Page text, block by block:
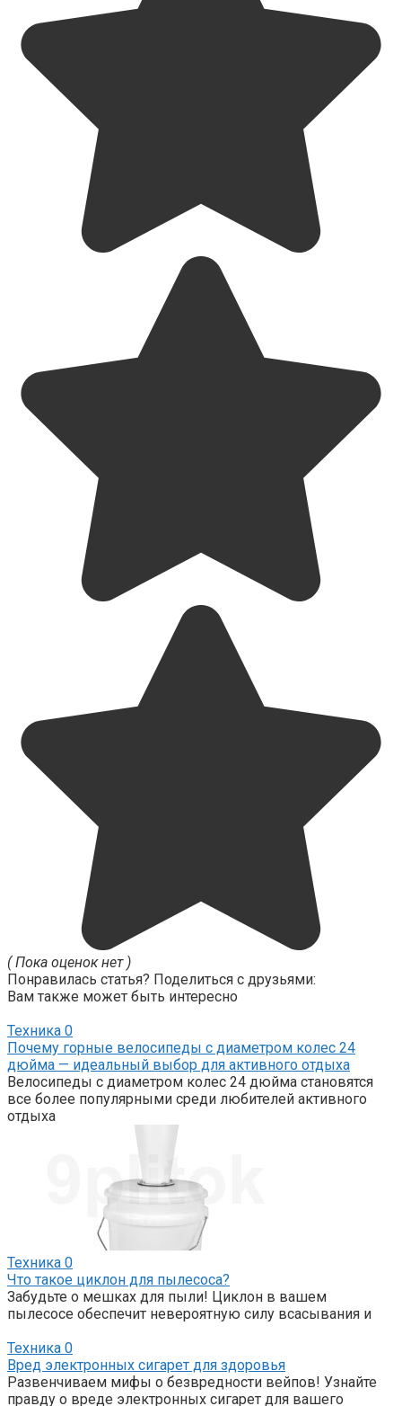
( Пока оценок нет )
Понравилась статья? Поделиться с друзьями:
Вам также может быть интересно
Техника 0
Почему горные велосипеды с диаметром колес 24
дюйма — идеальный выбор для активного отдыха
Велосипеды с диаметром колес 24 дюйма становятся
все более популярными среди любителей активного
отдыха
Техника 0
Что такое циклон для пылесоса?
Забудьте о мешках для пыли! Циклон в вашем
пылесосе обеспечит невероятную силу всасывания и
Техника 0
Вред электронных сигарет для здоровья
Развенчиваем мифы о безвредности вейпов! Узнайте
правду о вреде электронных сигарет для вашего